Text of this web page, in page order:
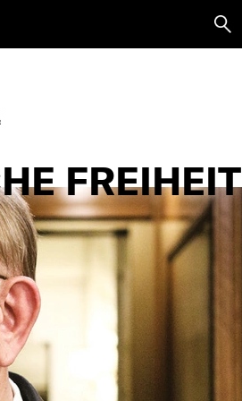
FREIHEIT